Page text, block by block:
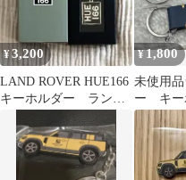
¥3,200
LAND ROVER HUE166
キーホルダー ランド
¥1,800
未使用
ー キー
リングレ
ディフ